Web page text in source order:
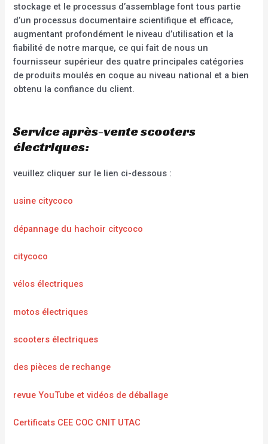
stockage et le processus d’assemblage font tous partie
d’un processus documentaire scientifique et efficace,
augmentant profondément le niveau d’utilisation et la
fiabilité de notre marque, ce qui fait de nous un
fournisseur supérieur des quatre principales catégories
de produits moulés en coque au niveau national et a bien
obtenu la confiance du client.
Service après-vente scooters
électriques:
veuillez cliquer sur le lien ci-dessous :
usine citycoco
dépannage du hachoir citycoco
citycoco
vélos électriques
motos électriques
scooters électriques
des pièces de rechange
revue YouTube et vidéos de déballage
Certificats CEE COC CNIT UTAC